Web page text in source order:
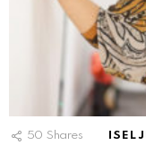
50 Shares